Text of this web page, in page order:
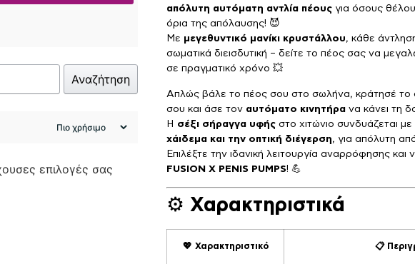
Αναζήτηση
επιλογές σας
απόλυτη αυτόματη αντλία πέους για όσους
όρια της απόλαυσης! 😈
Με μεγεθυντικό μανίκι κρυστάλλου, κάθε άντληση
σωματικά διεισδυτική – δείτε το πέος σας να
σε πραγματικό χρόνο 💥
Απλώς βάλε το πέος σου στο σωλήνα, κράτησέ το
σου και άσε τον αυτόματο κινητήρα να κάνει τη
Η σέξι σήραγγα υφής στο χιτώνιο συνδυάζεται με
χάιδεμα και την οπτική διέγερση, για απόλυτη
Επιλέξτε την ιδανική λειτουργία αναρρόφησης και
FUSION X PENIS PUMPS! 💪
⚙️ Χαρακτηριστικά
💖 Χαρακτηριστικό 📋